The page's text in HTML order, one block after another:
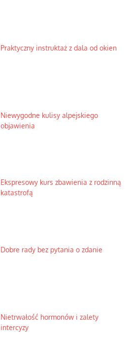
Praktyczny instruktaż z dala od okien
Niewygodne kulisy alpejskiego
objawienia
Ekspresowy kurs zbawienia z rodzinną
katastrofą
Dobre rady bez pytania o zdanie
Nietrwałość hormonów i zalety
intercyzy